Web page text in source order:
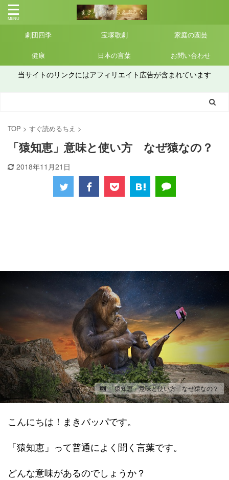
劇団四季 宝塚歌劇 家庭の園芸
健康 日本の言葉 お問い合わせ
当サイトのリンクにはアフィリエイト広告が含まれています
TOP > すぐ読めるちえ >
「猿知恵」意味と使い方 なぜ猿なの？
2018年11月21日
「猿知恵」意味と使い方 なぜ猿なの？
こんにちは！まきバッパです。
「猿知恵」って普通によく聞く言葉です。
どんな意味があるのでしょうか？